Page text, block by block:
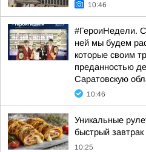
10:46
#ГероиНедели.
ней мы будем
которые своим
преданностью
Саратовскую
10:46
Уникальные
быстрый
10:25